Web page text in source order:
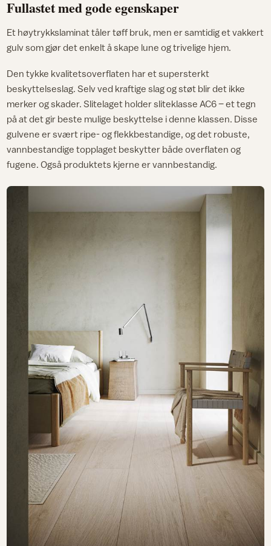
Fullastet med gode egenskaper
Et høytrykkslaminat tåler tøff bruk, men er samtidig et vakkert
gulv som gjør det enkelt å skape lune og trivelige hjem.
Den tykke kvalitetsoverflaten har et supersterkt
beskyttelseslag. Selv ved kraftige slag og støt blir det ikke
merker og skader. Slitelaget holder sliteklasse AC6 – et tegn
på at det gir beste mulige beskyttelse i denne klassen. Disse
gulvene er svært ripe- og flekkbestandige, og det robuste,
vannbestandige topplaget beskytter både overflaten og
fugene. Også produktets kjerne er vannbestandig.